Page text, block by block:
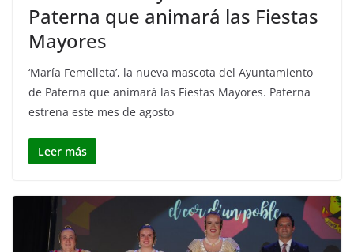
Paterna que animará las Fiestas
Mayores
‘María Femelleta’, la nueva mascota del Ayuntamiento
de Paterna que animará las Fiestas Mayores. Paterna
estrena este mes de agosto
Leer más